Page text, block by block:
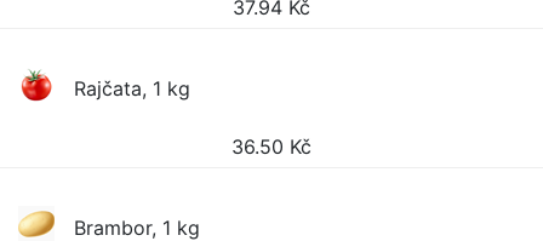
37.94 Kč
Rajčata, 1 kg
36.50 Kč
Brambor, 1 kg